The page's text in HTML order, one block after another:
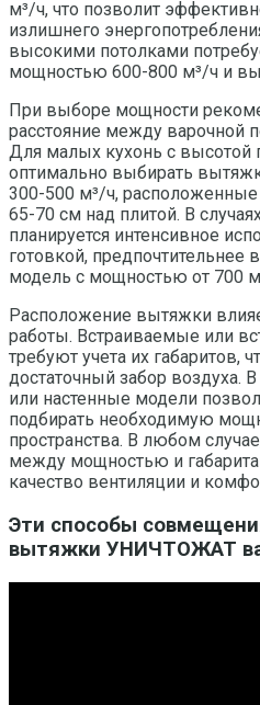
м³/ч, что позволит
излишнего
высокими потолками
мощностью 600-800 м³/ч и
При выборе мощности
расстояние между варочной
Для малых кухонь с высотой
оптимально выбирать
300-500 м³/ч, расположенные
65-70 см над плитой. В
планируется интенсивное
готовкой,
модель с мощностью от 700
Расположение вытяжки
работы. Встраиваемые или
требуют учета их габаритов,
достаточный забор воздуха.
или настенные модели
подбирать необходимую
пространства. В любом
между мощностью и
качество вентиляции и
Эти способы
вытяжки УНИЧТОЖАТ